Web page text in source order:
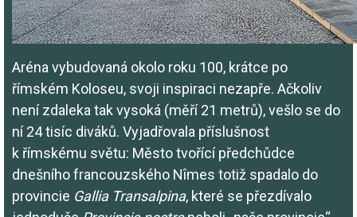
Aréna vybudovaná okolo roku 100, krátce po
římském Koloseu, svoji inspiraci nezapře. Ačkoliv
není zdaleka tak vysoká (měří 21 metrů), vešlo se do
ní 24 tisíc diváků. Vyjadřovala příslušnost
k římskému světu: Město tvořící předchůdce
dnešního francouzského Nîmes totiž spadalo do
provincie Gallia Transalpina, které se přezdívalo